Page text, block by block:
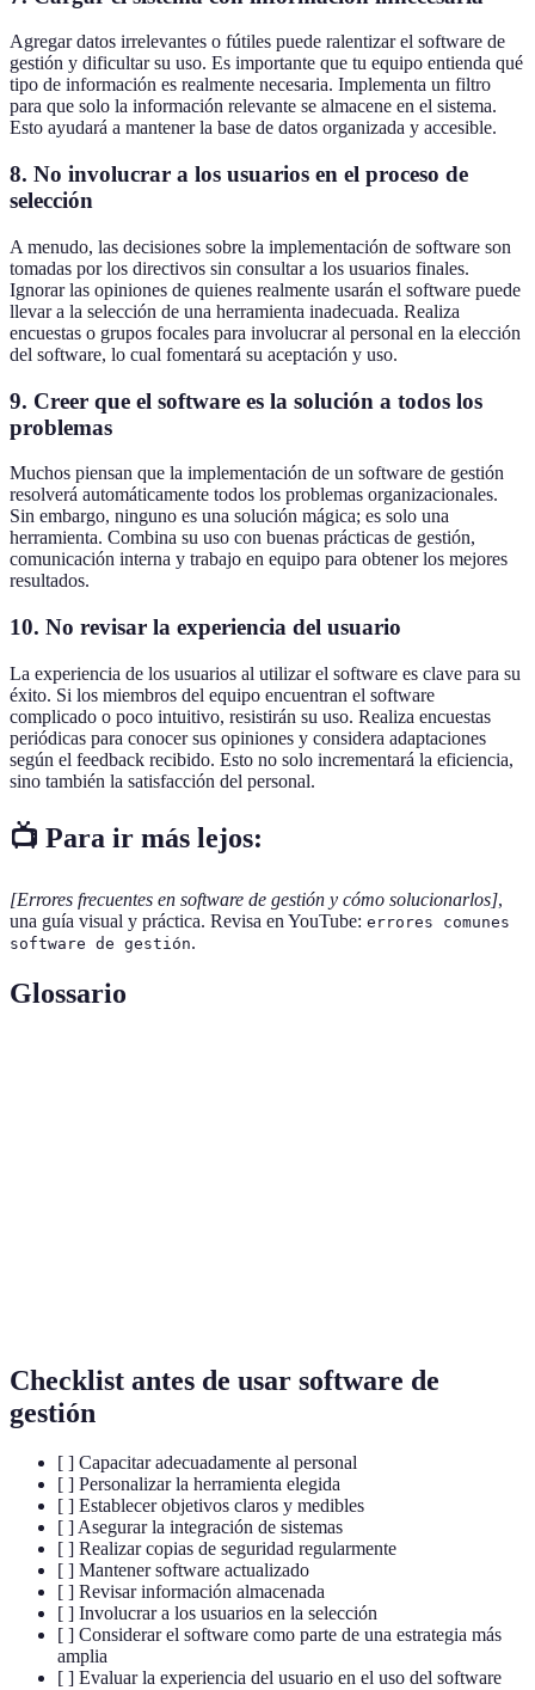
Agregar datos irrelevantes o fútiles puede ralentizar el software de
gestión y dificultar su uso. Es importante que tu equipo entienda qué
tipo de información es realmente necesaria. Implementa un filtro
para que solo la información relevante se almacene en el sistema.
Esto ayudará a mantener la base de datos organizada y accesible.
8. No involucrar a los usuarios en el proceso de
selección
A menudo, las decisiones sobre la implementación de software son
tomadas por los directivos sin consultar a los usuarios finales.
Ignorar las opiniones de quienes realmente usarán el software puede
llevar a la selección de una herramienta inadecuada. Realiza
encuestas o grupos focales para involucrar al personal en la elección
del software, lo cual fomentará su aceptación y uso.
9. Creer que el software es la solución a todos los
problemas
Muchos piensan que la implementación de un software de gestión
resolverá automáticamente todos los problemas organizacionales.
Sin embargo, ninguno es una solución mágica; es solo una
herramienta. Combina su uso con buenas prácticas de gestión,
comunicación interna y trabajo en equipo para obtener los mejores
resultados.
10. No revisar la experiencia del usuario
La experiencia de los usuarios al utilizar el software es clave para su
éxito. Si los miembros del equipo encuentran el software
complicado o poco intuitivo, resistirán su uso. Realiza encuestas
periódicas para conocer sus opiniones y considera adaptaciones
según el feedback recibido. Esto no solo incrementará la eficiencia,
sino también la satisfacción del personal.
📺 Para ir más lejos:
[Errores frecuentes en software de gestión y cómo solucionarlos],
una guía visual y práctica. Revisa en YouTube: errores comunes
software de gestión.
Glossario
Checklist antes de usar software de
gestión
[ ] Capacitar adecuadamente al personal
[ ] Personalizar la herramienta elegida
[ ] Establecer objetivos claros y medibles
[ ] Asegurar la integración de sistemas
[ ] Realizar copias de seguridad regularmente
[ ] Mantener software actualizado
[ ] Revisar información almacenada
[ ] Involucrar a los usuarios en la selección
[ ] Considerar el software como parte de una estrategia más
amplia
[ ] Evaluar la experiencia del usuario en el uso del software